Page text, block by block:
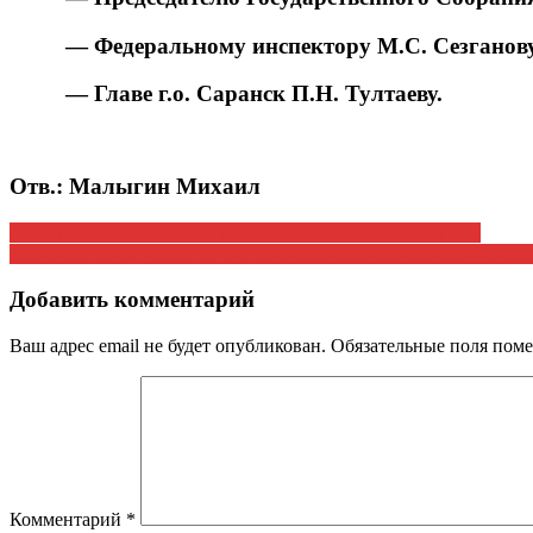
— Федеральному инспектору М.С.
— Главе г.о. Саранск П.Н. Тултаеву.
Отв.: Малыгин Михаил
Навигация
по
записям
Добавить комментарий
Ваш адрес email не будет опубликован. Обязательные поля
Комментарий *